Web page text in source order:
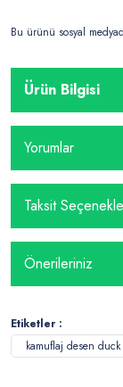
Bu ürünü sosyal
Ürün Bilgisi
Yorumlar
Taksit
Önerileriniz
Etiketler :
kamuflaj desen